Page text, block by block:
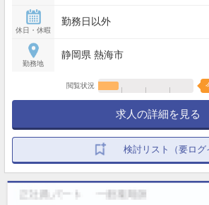
休日・休暇
勤務日以外
勤務地
静岡県 熱海市
閲覧状況
求人の詳細を見る
検討リスト（要ログ